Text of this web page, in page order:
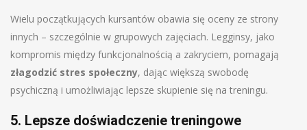
Wielu początkujących kursantów obawia się oceny ze strony
innych – szczególnie w grupowych zajęciach. Legginsy, jako
kompromis między funkcjonalnością a zakryciem, pomagają
złagodzić stres społeczny, dając większą swobodę
psychiczną i umożliwiając lepsze skupienie się na treningu.
5. Lepsze doświadczenie treningowe